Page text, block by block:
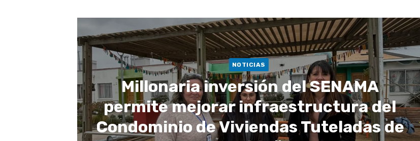
NOTICIAS
Millonaria inversión del SENAMA
permite mejorar infraestructura del
Condominio de Viviendas Tuteladas de